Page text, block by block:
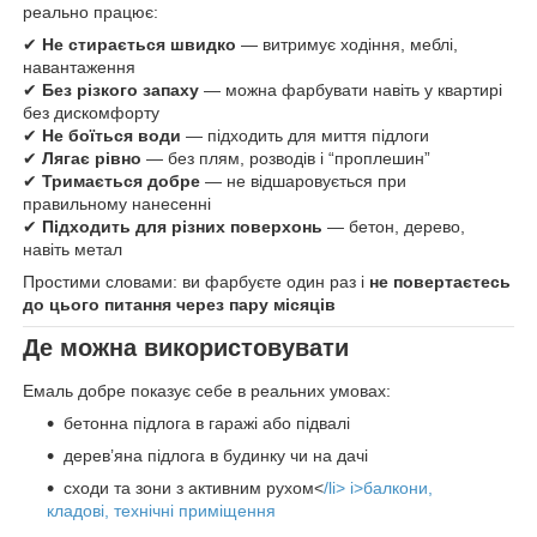
реально працює:
✔ Не стирається швидко — витримує ходіння, меблі,
навантаження
✔ Без різкого запаху — можна фарбувати навіть у квартирі
без дискомфорту
✔ Не боїться води — підходить для миття підлоги
✔ Лягає рівно — без плям, розводів і “проплешин”
✔ Тримається добре — не відшаровується при
правильному нанесенні
✔ Підходить для різних поверхонь — бетон, дерево,
навіть метал
Простими словами: ви фарбуєте один раз і не повертаєтесь
до цього питання через пару місяців
Де можна використовувати
Емаль добре показує себе в реальних умовах:
бетонна підлога в гаражі або підвалі
дерев’яна підлога в будинку чи на дачі
сходи та зони з активним рухом</li> i>балкони,
кладові, технічні приміщення